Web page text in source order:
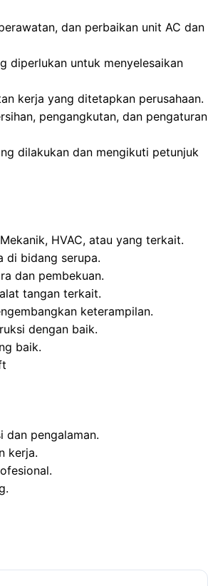
dan perbaikan unit AC dan
diperlukan untuk menyelesaikan
kerja yang ditetapkan perusahaan.
pengangkutan, dan pengaturan
dilakukan dan mengikuti petunjuk
HVAC, atau yang terkait.
di bidang serupa.
dan pembekuan.
tangan terkait.
keterampilan.
dengan baik.
baik.
dan pengalaman.
kerja.